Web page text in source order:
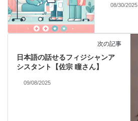
08/30/2025
次の記事
日本語の話せるフィジシャンア
シスタント【佐宗 瞳さん】
09/08/2025